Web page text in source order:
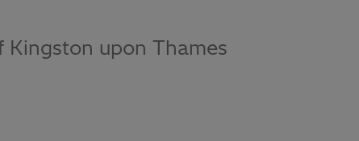
upon Thames